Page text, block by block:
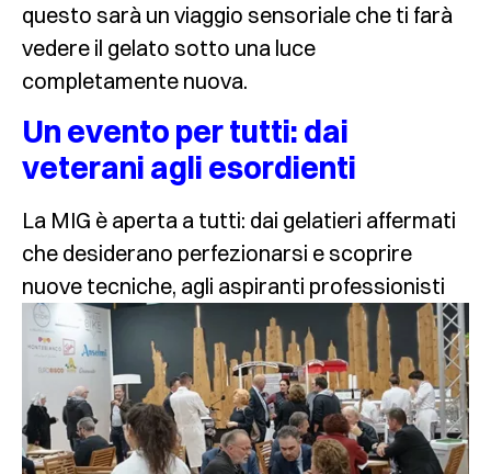
questo sarà un viaggio sensoriale che ti farà
vedere il gelato sotto una luce
completamente nuova.
Un evento per tutti: dai
veterani agli esordienti
La MIG è aperta a tutti: dai gelatieri affermati
che desiderano perfezionarsi e scoprire
nuove tecniche, agli aspiranti professionisti